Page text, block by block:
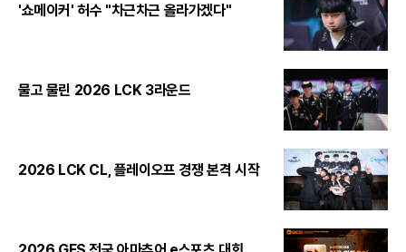
'쇼메이커' 허수 "차근차근 올라가겠다"
물고 물린 2026 LCK 3라운드
2026 LCK CL, 플레이오프 경쟁 본격 시작